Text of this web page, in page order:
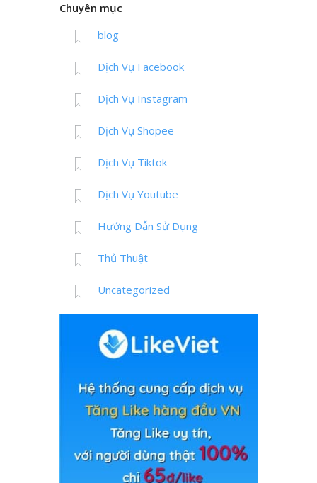
Chuyên mục
blog
Dịch Vụ Facebook
Dịch Vụ Instagram
Dịch Vụ Shopee
Dịch Vụ Tiktok
Dịch Vụ Youtube
Hướng Dẫn Sử Dụng
Thủ Thuật
Uncategorized